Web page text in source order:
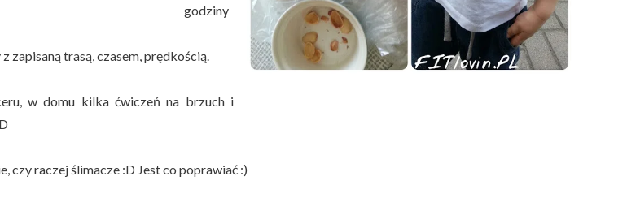
godziny
zapisaną trasą, czasem, prędkością.
w domu kilka ćwiczeń na brzuch i
czy raczej ślimacze :D Jest co poprawiać :)